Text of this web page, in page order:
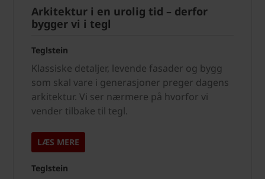
Arkitektur i en urolig tid – derfor
bygger vi i tegl
Teglstein
Klassiske detaljer, levende fasader og bygg
som skal vare i generasjoner preger dagens
arkitektur. Vi ser nærmere på hvorfor vi
vender tilbake til tegl.
LÆS MERE
Teglstein